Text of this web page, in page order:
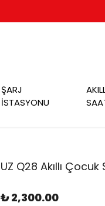
ŞARJ
İSTASYONU
UZ Q28 Akıllı Çocuk
₺ 2,300.00